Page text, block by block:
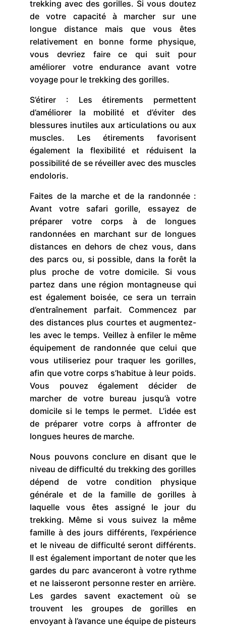
trekking avec des gorilles. Si vous doutez
de votre capacité à marcher sur une
longue distance mais que vous êtes
relativement en bonne forme physique,
vous devriez faire ce qui suit pour
améliorer votre endurance avant votre
voyage pour le trekking des gorilles.
S’étirer : Les étirements permettent
d’améliorer la mobilité et d’éviter des
blessures inutiles aux articulations ou aux
muscles. Les étirements favorisent
également la flexibilité et réduisent la
possibilité de se réveiller avec des muscles
endoloris.
Faites de la marche et de la randonnée :
Avant votre safari gorille, essayez de
préparer votre corps à de longues
randonnées en marchant sur de longues
distances en dehors de chez vous, dans
des parcs ou, si possible, dans la forêt la
plus proche de votre domicile. Si vous
partez dans une région montagneuse qui
est également boisée, ce sera un terrain
d’entraînement parfait. Commencez par
des distances plus courtes et augmentez-
les avec le temps. Veillez à enfiler le même
équipement de randonnée que celui que
vous utiliseriez pour traquer les gorilles,
afin que votre corps s’habitue à leur poids.
Vous pouvez également décider de
marcher de votre bureau jusqu’à votre
domicile si le temps le permet. L’idée est
de préparer votre corps à affronter de
longues heures de marche.
Nous pouvons conclure en disant que le
niveau de difficulté du trekking des gorilles
dépend de votre condition physique
générale et de la famille de gorilles à
laquelle vous êtes assigné le jour du
trekking. Même si vous suivez la même
famille à des jours différents, l’expérience
et le niveau de difficulté seront différents.
Il est également important de noter que les
gardes du parc avanceront à votre rythme
et ne laisseront personne rester en arrière.
Les gardes savent exactement où se
trouvent les groupes de gorilles en
envoyant à l’avance une équipe de pisteurs